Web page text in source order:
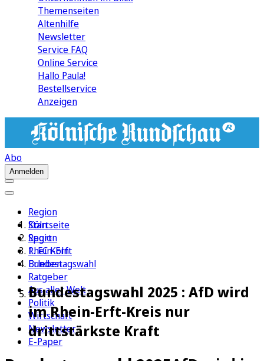
Themenseiten
Altenhilfe
Newsletter
Service FAQ
Online Service
Hallo Paula!
Bestellservice
Anzeigen
Abo
Anmelden
Region
Köln
Sport
1. FC Köln
Erleben
Ratgeber
Aus aller Welt
Politik
Wirtschaft
Newsletter
E-Paper
Startseite
Region
Rhein-Erft
Bundestagswahl
Bundestagswahl 2025 : AfD wird
im Rhein-Erft-Kreis nur
drittstärkste Kraft